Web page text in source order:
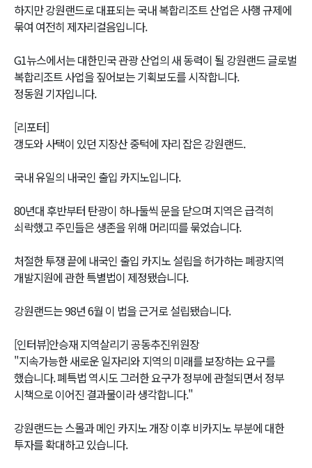
하지만 강원랜드로 대표되는 국내 복합리조트 산업은 사행 규제에
묶여 여전히 제자리걸음입니다.
G1뉴스에서는 대한민국 관광 산업의 새 동력이 될 강원랜드 글로벌
복합리조트 사업을 짚어보는 기획보도를 시작합니다.
정동원 기자입니다.
[리포터]
갱도와 사택이 있던 지장산 중턱에 자리 잡은 강원랜드.
국내 유일의 내국인 출입 카지노입니다.
80년대 후반부터 탄광이 하나둘씩 문을 닫으며 지역은 급격히
쇠락했고 주민들은 생존을 위해 머리띠를 묶었습니다.
처절한 투쟁 끝에 내국인 출입 카지노 설립을 허가하는 폐광지역
개발지원에 관한 특별법이 제정됐습니다.
강원랜드는 98년 6월 이 법을 근거로 설립됐습니다.
[인터뷰]안승재 지역살리기 공동추진위원장
"지속가능한 새로운 일자리와 지역의 미래를 보장하는 요구를
했습니다. 폐특법 역시도 그러한 요구가 정부에 관철되면서 정부
시책으로 이어진 결과물이라 생각합니다."
강원랜드는 스몰과 메인 카지노 개장 이후 비카지노 부분에 대한
투자를 확대하고 있습니다.